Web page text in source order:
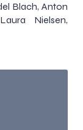
Blach, Anton
Nielsen,